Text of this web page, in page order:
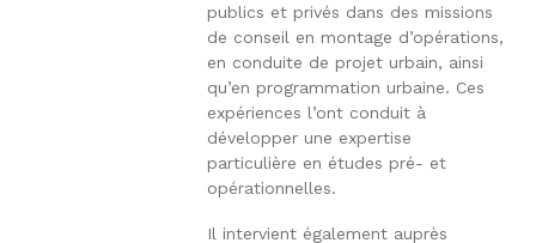
publics et privés dans des missions
de conseil en montage d’opérations,
en conduite de projet urbain, ainsi
qu’en programmation urbaine. Ces
expériences l’ont conduit à
développer une expertise
particulière en études pré- et
opérationnelles.
Il intervient également auprès